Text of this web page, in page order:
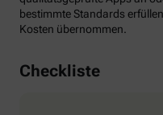
bestimmte Standards
Kosten übernommen.
Checkliste